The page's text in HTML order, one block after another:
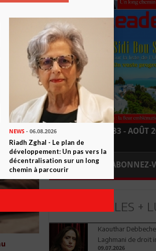
LEADERS N° 183 - AOÛT
ABONNEZ-
LES +
Kaouthar
Laghmani de droit
09.07.2026
NEWS- 06.08.2026
Riadh Zghal - Le plan de
développement: Un pas vers la
décentralisation sur un long
chemin à parcourir